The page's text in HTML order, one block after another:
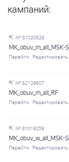
кампаний: